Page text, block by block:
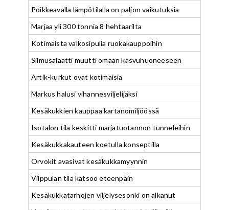
Poikkeavalla lämpötilalla on paljon vaikutuksia
Marjaa yli 300 tonnia 8 hehtaarilta
Kotimaista valkosipulia ruokakauppoihin
Silmusalaatti muutti omaan kasvuhuoneeseen
Artik-kurkut ovat kotimaisia
Markus halusi vihannesviljelijäksi
Kesäkukkien kauppaa kartanomiljöössä
Isotalon tila keskitti marjatuotannon tunneleihin
Kesäkukkakauteen koetulla konseptilla
Orvokit avasivat kesäkukkamyynnin
Vilppulan tila katsoo eteenpäin
Kesäkukkatarhojen viljelysesonki on alkanut